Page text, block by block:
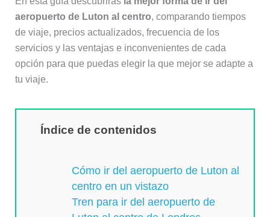
aeropuerto de Luton al centro, comparando tiempos
de viaje, precios actualizados, frecuencia de los
servicios y las ventajas e inconvenientes de cada
opción para que puedas elegir la que mejor se adapte a
tu viaje.
Índice de contenidos
Cómo ir del aeropuerto de Luton al
centro en un vistazo
Tren para ir del aeropuerto de